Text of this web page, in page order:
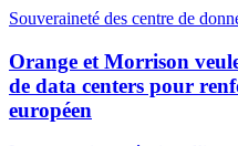
Souveraineté des centre de
Orange et Morrison
de data centers pour
européen